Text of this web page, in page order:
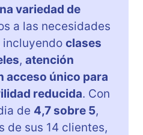
variedad de
a las necesidades
incluyendo clases
, atención
acceso único para
reducida. Con
de 4,7 sobre 5,
de sus 14 clientes,